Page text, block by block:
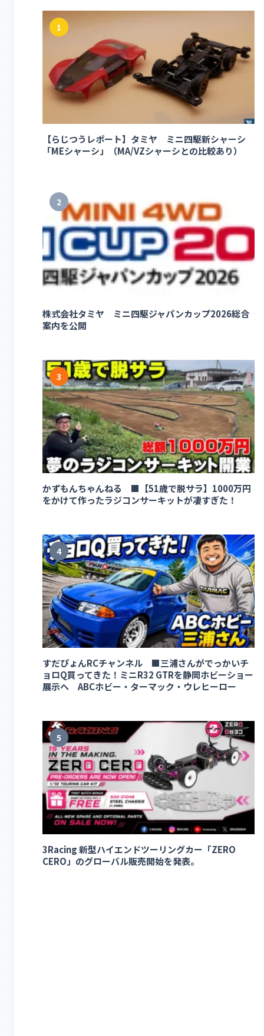
1
【らじつうレポート】タミヤ ミニ四駆新シャーシ
「MEシャーシ」（MA/VZシャーシとの比較あり）
2
株式会社タミヤ ミニ四駆ジャパンカップ2026総合
案内を公開
3
かずもんちゃんねる ■【51歳で脱サラ】1000万円
をかけて作ったラジコンサーキットが凄すぎた！
4
すだぴょんRCチャンネル ■三浦さんがでっかいチ
ョロQ買ってきた！ミニR32 GTRを静岡ホビーショー
展示へ ABCホビー・ターマック・ウレヒーロー
5
3Racing 新型ハイエンドツーリングカー「ZERO
CERO」のグローバル販売開始を発表。